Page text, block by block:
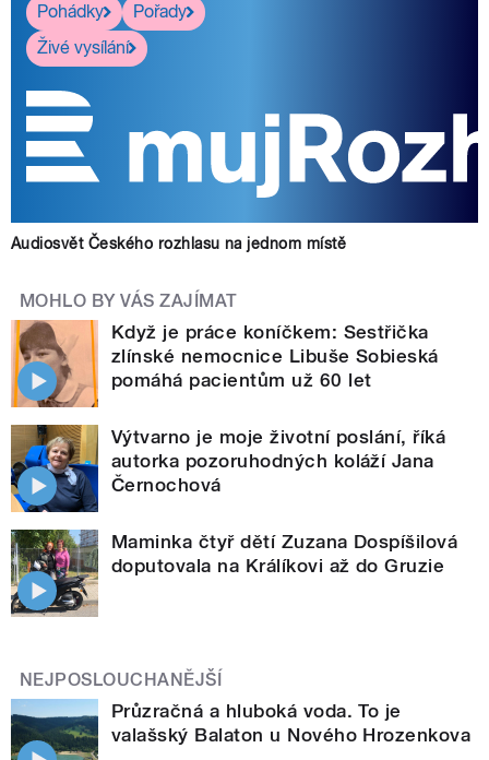
Pohádky
Pořady
Živé vysílání
Audiosvět Českého rozhlasu na jednom místě
MOHLO BY VÁS ZAJÍMAT
Když je práce koníčkem: Sestřička
zlínské nemocnice Libuše Sobieská
pomáhá pacientům už 60 let
Výtvarno je moje životní poslání, říká
autorka pozoruhodných koláží Jana
Černochová
Maminka čtyř dětí Zuzana Dospíšilová
doputovala na Králíkovi až do Gruzie
NEJPOSLOUCHANĚJŠÍ
Průzračná a hluboká voda. To je
valašský Balaton u Nového Hrozenkova